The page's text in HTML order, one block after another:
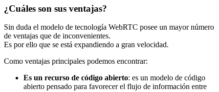
¿Cuáles son sus ventajas?
Sin duda el modelo de tecnología WebRTC posee un mayor número
de ventajas que de inconvenientes.
Es por ello que se está expandiendo a gran velocidad.
Como ventajas principales podemos encontrar:
Es un recurso de código abierto: es un modelo de código
abierto pensado para favorecer el flujo de información entre